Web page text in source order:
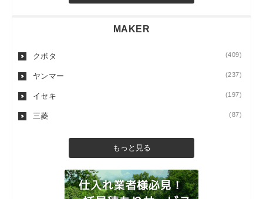
MAKER
クボタ (409)
ヤンマー (237)
イセキ (197)
三菱 (87)
もっと見る